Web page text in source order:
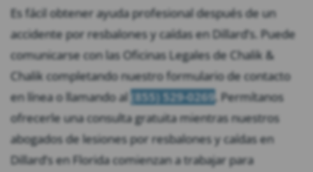
Es fácil obtener ayuda profesional después de un
accidente por resbalones y caídas en Dillard’s. Puede
comunicarse con las Oficinas Legales de Chalik &
Chalik completando nuestro formulario de contacto
en línea o llamando al (855) 529-0269. Permítanos
ofrecerle una consulta gratuita mientras nuestros
abogados de lesiones por resbalones y caídas en
Dillard’s en Florida comienzan a trabajar para